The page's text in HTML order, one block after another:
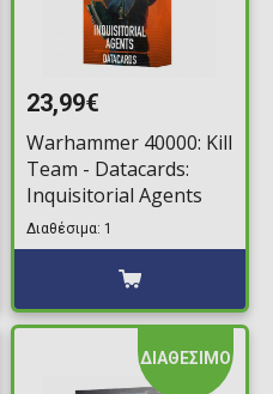
23,99€
Warhammer 40000: Kill
Team - Datacards:
Inquisitorial Agents
Διαθέσιμα: 1
ΔΙΑΘΕΣΙΜΟ